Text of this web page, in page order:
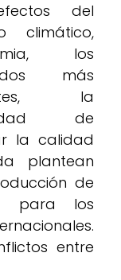
del
climático,
los
más
la
de
la calidad
plantean
de
para los
entre